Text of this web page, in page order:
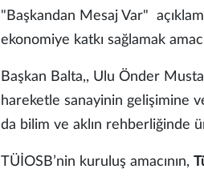
"Başkandan Mesaj Var"
ekonomiye katkı sağlamak
Başkan Balta,, Ulu Önder
hareketle sanayinin gelişimine
da bilim ve aklın rehberliğinde
TÜİOSB’nin kuruluş amacının,